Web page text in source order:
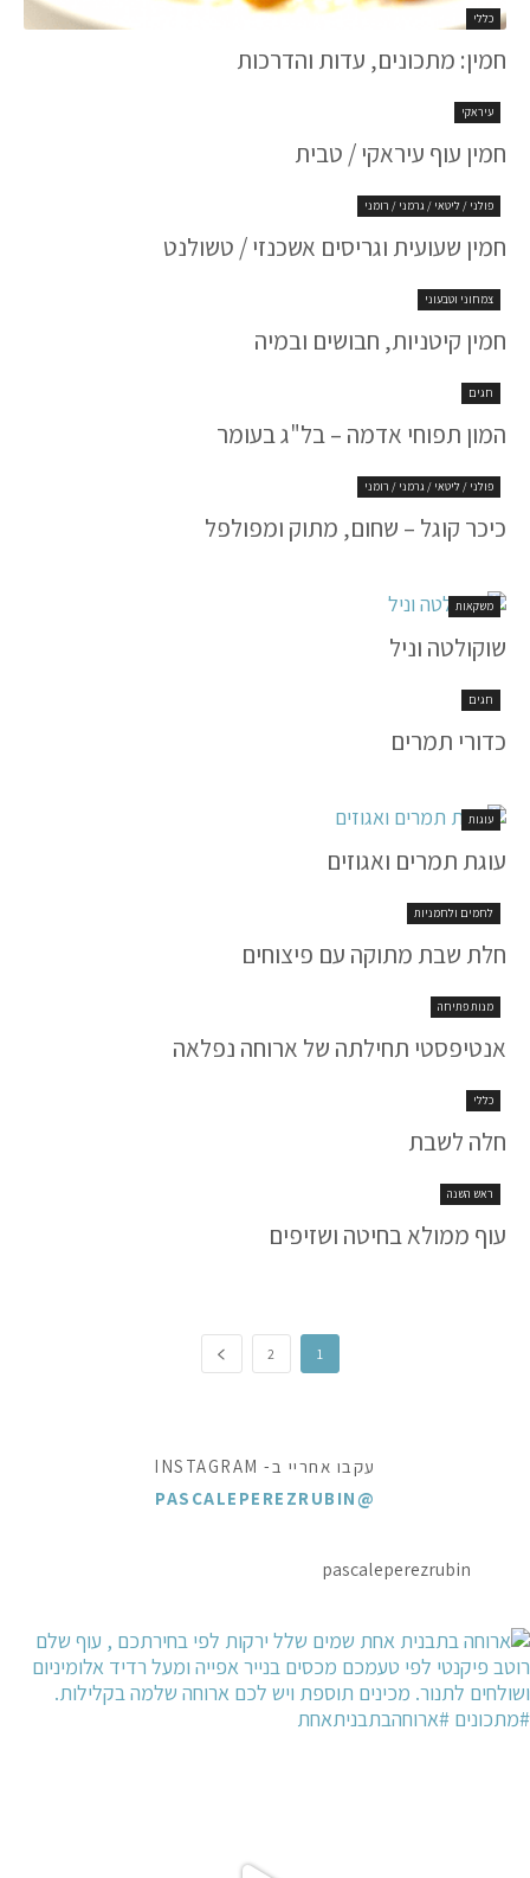
כללי
חמין: מתכונים, עדות והדרכות
עיראקי
חמין עוף עיראקי / טבית
פולני / ליטאי / גרמני / רומני
חמין שעועית וגריסים אשכנזי / טשולנט
צמחוני וטבעוני
חמין קיטניות, חבושים ובמיה
חגים
המון תפוחי אדמה – בל"ג בעומר
פולני / ליטאי / גרמני / רומני
כיכר קוגל – שחום, מתוק ומפולפל
משקאות
שוקולטה וניל
חגים
כדורי תמרים
עוגות
עוגת תמרים ואגוזים
לחמים ולחמניות
חלת שבת מתוקה עם פיצוחים
מנות פתיחה
אנטיפסטי תחילתה של ארוחה נפלאה
כללי
חלה לשבת
ראש השנה
עוף ממולא בחיטה ושזיפים
1
2
עקבו אחריי ב- INSTAGRAM
@PASCALEPEREZRUBIN
pascaleperezrubin